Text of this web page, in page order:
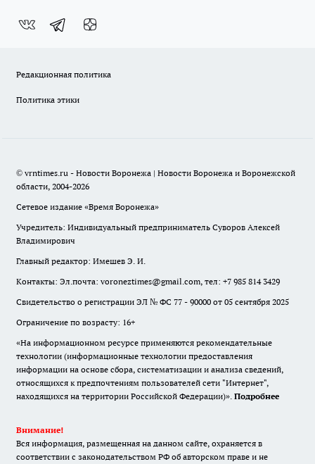
Редакционная политика
Политика этики
© vrntimes.ru - Новости Воронежа | Новости Воронежа и Воронежской
области, 2004-2026
Сетевое издание «Время Воронежа»
Учредитель: Индивидуальный предприниматель Суворов Алексей
Владимирович
Главный редактор: Имешев Э. И.
Контакты: Эл.почта: voroneztimes@gmail.com, тел: +7 985 814 3429
Свидетельство о регистрации ЭЛ № ФС 77 - 90000 от 05 сентября 2025
Ограничение по возрасту: 16+
«На информационном ресурсе применяются рекомендательные
технологии (информационные технологии предоставления
информации на основе сбора, систематизации и анализа сведений,
относящихся к предпочтениям пользователей сети "Интернет",
находящихся на территории Российской Федерации)». Подробнее
Внимание!
Вся информация, размещенная на данном сайте, охраняется в
соответствии с законодательством РФ об авторском праве и не